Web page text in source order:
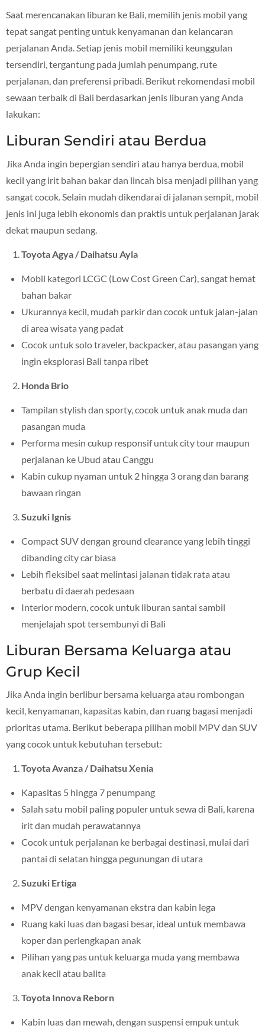
Saat merencanakan liburan ke Bali, memilih jenis mobil yang
tepat sangat penting untuk kenyamanan dan kelancaran
perjalanan Anda. Setiap jenis mobil memiliki keunggulan
tersendiri, tergantung pada jumlah penumpang, rute
perjalanan, dan preferensi pribadi. Berikut rekomendasi mobil
sewaan terbaik di Bali berdasarkan jenis liburan yang Anda
lakukan:
Liburan Sendiri atau Berdua
Jika Anda ingin bepergian sendiri atau hanya berdua, mobil
kecil yang irit bahan bakar dan lincah bisa menjadi pilihan yang
sangat cocok. Selain mudah dikendarai di jalanan sempit, mobil
jenis ini juga lebih ekonomis dan praktis untuk perjalanan jarak
dekat maupun sedang.
Toyota Agya / Daihatsu Ayla
Mobil kategori LCGC (Low Cost Green Car), sangat hemat
bahan bakar
Ukurannya kecil, mudah parkir dan cocok untuk jalan-jalan
di area wisata yang padat
Cocok untuk solo traveler, backpacker, atau pasangan yang
ingin eksplorasi Bali tanpa ribet
Honda Brio
Tampilan stylish dan sporty, cocok untuk anak muda dan
pasangan muda
Performa mesin cukup responsif untuk city tour maupun
perjalanan ke Ubud atau Canggu
Kabin cukup nyaman untuk 2 hingga 3 orang dan barang
bawaan ringan
Suzuki Ignis
Compact SUV dengan ground clearance yang lebih tinggi
dibanding city car biasa
Lebih fleksibel saat melintasi jalanan tidak rata atau
berbatu di daerah pedesaan
Interior modern, cocok untuk liburan santai sambil
menjelajah spot tersembunyi di Bali
Liburan Bersama Keluarga atau
Grup Kecil
Jika Anda ingin berlibur bersama keluarga atau rombongan
kecil, kenyamanan, kapasitas kabin, dan ruang bagasi menjadi
prioritas utama. Berikut beberapa pilihan mobil MPV dan SUV
yang cocok untuk kebutuhan tersebut:
Toyota Avanza / Daihatsu Xenia
Kapasitas 5 hingga 7 penumpang
Salah satu mobil paling populer untuk sewa di Bali, karena
irit dan mudah perawatannya
Cocok untuk perjalanan ke berbagai destinasi, mulai dari
pantai di selatan hingga pegunungan di utara
Suzuki Ertiga
MPV dengan kenyamanan ekstra dan kabin lega
Ruang kaki luas dan bagasi besar, ideal untuk membawa
koper dan perlengkapan anak
Pilihan yang pas untuk keluarga muda yang membawa
anak kecil atau balita
Toyota Innova Reborn
Kabin luas dan mewah, dengan suspensi empuk untuk